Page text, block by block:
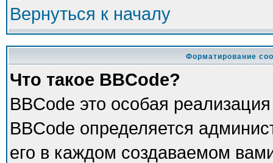
Вернуться к началу
Форматирование
Что такое BBCode?
BBCode это особая
BBCode определяется
его в каждом создаваемом